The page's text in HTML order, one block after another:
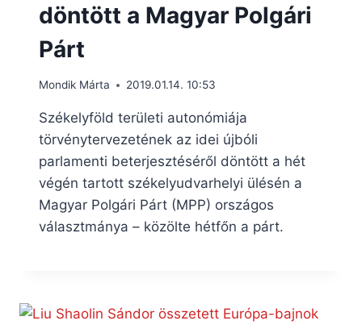
döntött a Magyar Polgári
Párt
Mondik Márta 2019.01.14. 10:53
Székelyföld területi autonómiája
törvénytervezetének az idei újbóli
parlamenti beterjesztéséről döntött a hét
végén tartott székelyudvarhelyi ülésén a
Magyar Polgári Párt (MPP) országos
választmánya – közölte hétfőn a párt.